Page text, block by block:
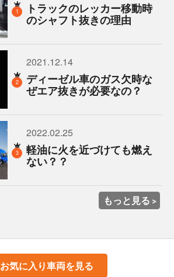
1 トラックのレッカー移動時
のシャフト抜きの理由
2
2021.12.14
ディーゼル車のガス欠時な
ぜエア抜きが必要なの？
3
2022.02.25
軽油に火を近づけても燃え
ない？？
もっと見る
お気に入り車両を見る